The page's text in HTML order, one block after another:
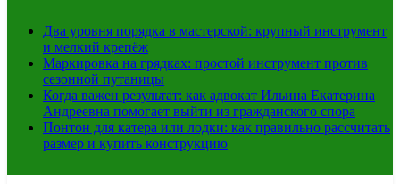
Два уровня порядка в мастерской: крупный инструмент
и мелкий крепёж
Маркировка на грядках: простой инструмент против
сезонной путаницы
Когда важен результат: как адвокат Ильина Екатерина
Андреевна помогает выйти из гражданского спора
Понтон для катера или лодки: как правильно рассчитать
размер и купить конструкцию